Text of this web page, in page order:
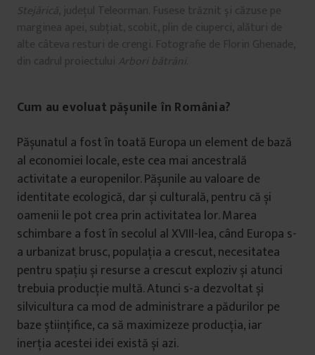
Stejărică, județul Teleorman. Fusese trăznit și căzuse pe
marginea apei, subțiat, scobit, plin de ciuperci, alături de
alte câteva resturi de crengi. Fotografie de Florin Ghenade,
din cadrul proiectului Arbori bătrâni.
Cum au evoluat pășunile în România?
Pășunatul a fost în toată Europa un element de bază
al economiei locale, este cea mai ancestrală
activitate a europenilor. Pășunile au valoare de
identitate ecologică, dar și culturală, pentru că și
oamenii le pot crea prin activitatea lor. Marea
schimbare a fost în secolul al XVIII-lea, când Europa s-
a urbanizat brusc, populația a crescut, necesitatea
pentru spațiu și resurse a crescut exploziv și atunci
trebuia producție multă. Atunci s-a dezvoltat și
silvicultura ca mod de administrare a pădurilor pe
baze științifice, ca să maximizeze producția, iar
inerția acestei idei există și azi.